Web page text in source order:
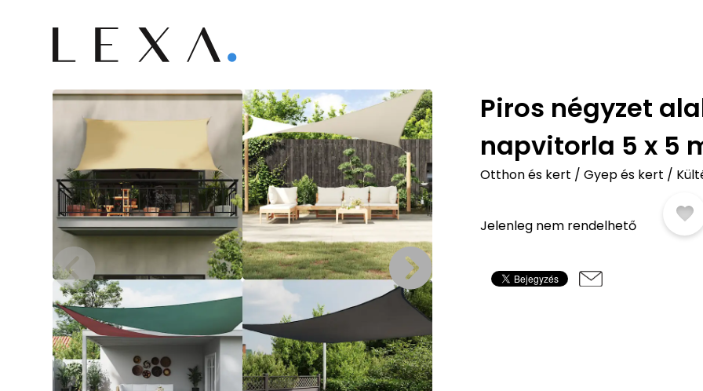
Piros négyzet
napvitorla 5 x 5
Otthon és kert / Gyep és kert /
Jelenleg nem rendelhető